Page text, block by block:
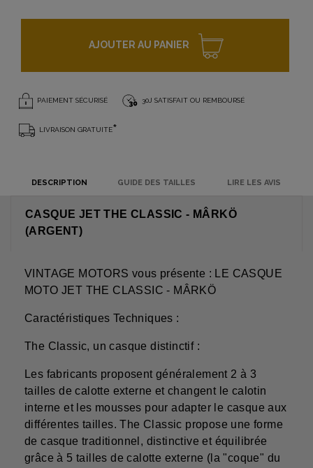
AJOUTER AU PANIER
PAIEMENT SÉCURISÉ 30J SATISFAIT OU REMBOURSÉ
LIVRAISON GRATUITE*
DESCRIPTION GUIDE DES TAILLES LIRE LES AVIS
CASQUE JET THE CLASSIC - MÂRKÖ
(ARGENT)
VINTAGE MOTORS vous présente : LE CASQUE
MOTO JET THE CLASSIC - MÂRKÖ
Caractéristiques Techniques :
The Classic, un casque distinctif :
Les fabricants proposent généralement 2 à 3
tailles de calotte externe et changent le calotin
interne et les mousses pour adapter le casque aux
différentes tailles. The Classic propose une forme
de casque traditionnel, distinctive et équilibrée
grâce à 5 tailles de calotte externe (la "coque" du